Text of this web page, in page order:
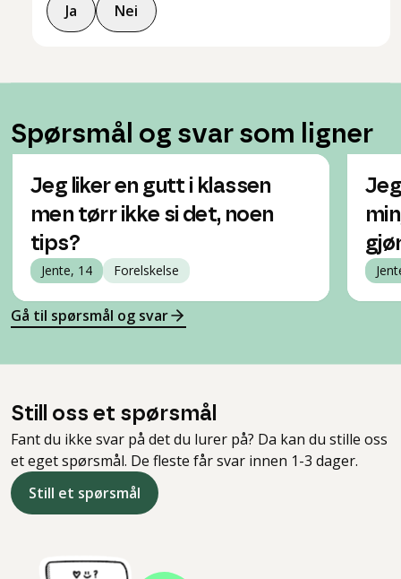
Ja Nei
Spørsmål og svar som ligner
Jeg liker en gutt i klassen
men tørr ikke si det, noen
tips?
Jente, 14 Forelskelse
Gå til spørsmål og svar
Still oss et spørsmål
Fant du ikke svar på det du lurer på? Da kan du stille oss
et eget spørsmål. De fleste får svar innen 1-3 dager.
Still et spørsmål